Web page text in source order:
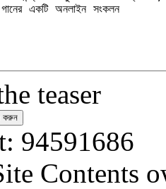
teaser
94591686
Contents